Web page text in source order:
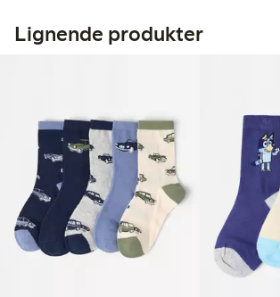
Lignende produkter